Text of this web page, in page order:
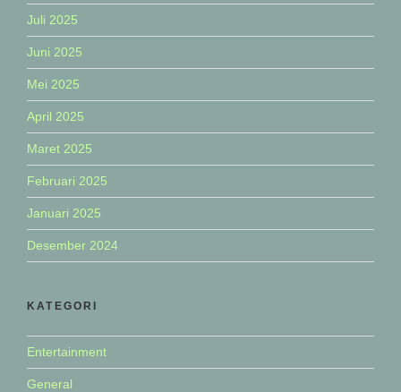
Juli 2025
Juni 2025
Mei 2025
April 2025
Maret 2025
Februari 2025
Januari 2025
Desember 2024
KATEGORI
Entertainment
General